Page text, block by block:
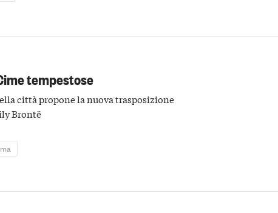
tempestose
città propone la nuova trasposizione
Brontë